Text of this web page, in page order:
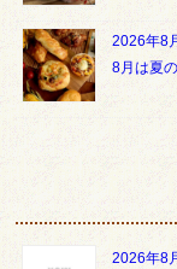
2026年8
8月は夏
2026年8